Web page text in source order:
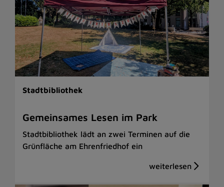
Stadtbibliothek
Gemeinsames Lesen im Park
Stadtbibliothek lädt an zwei Terminen auf die
Grünfläche am Ehrenfriedhof ein